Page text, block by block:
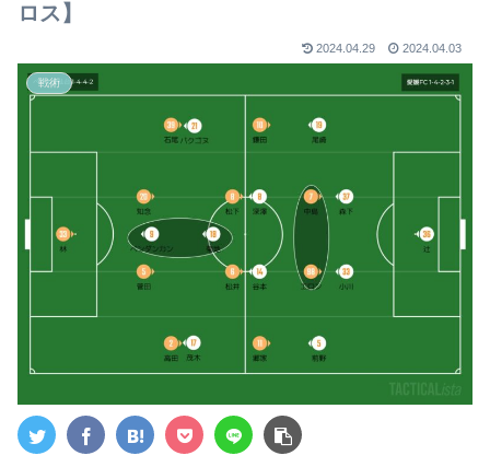
ロス】
2024.04.29 2024.04.03
戦術